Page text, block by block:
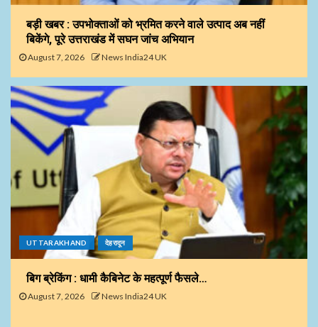
बड़ी खबर : उपभोक्ताओं को भ्रमित करने वाले उत्पाद अब नहीं
बिकेंगे, पूरे उत्तराखंड में सघन जांच अभियान
August 7, 2026 News India24 UK
UTTARAKHAND देहरादून
बिग ब्रेकिंग : धामी कैबिनेट के महत्पूर्ण फैसले…
August 7, 2026 News India24 UK